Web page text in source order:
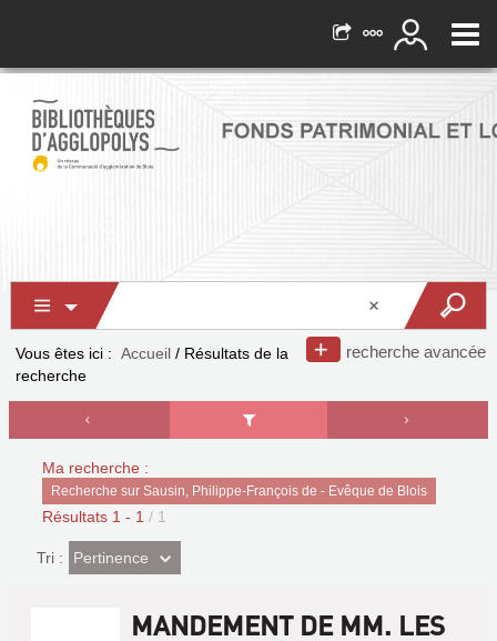
recherche avancée
Vous êtes ici : Accueil / Résultats de la
recherche
Ma recherche :
Recherche sur Sausin, Philippe-François de - Evêque de Blois
Résultats 1 - 1 / 1
Tri : (Effet
imédiat)
Pertinence
MANDEMENT DE MM. LES